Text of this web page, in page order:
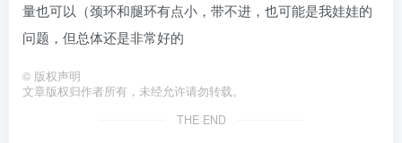
量也可以（颈环和腿环有点小，带不进，也可能是我娃娃的
问题，但总体还是非常好的
© 版权声明
文章版权归作者所有，未经允许请勿转载。
THE END